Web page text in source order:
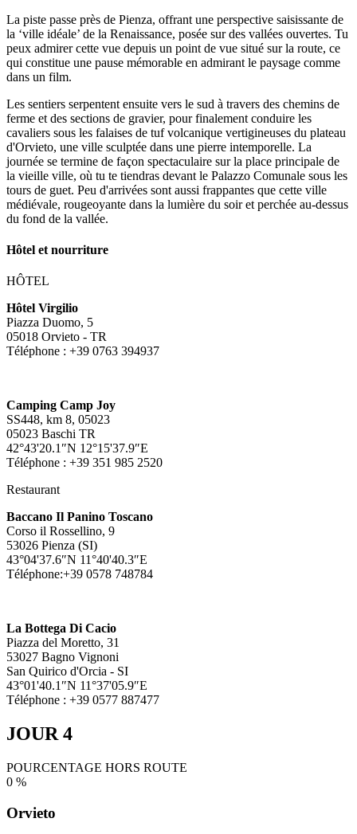
La piste passe près de Pienza, offrant une perspective saisissante de
la ‘ville idéale’ de la Renaissance, posée sur des vallées ouvertes. Tu
peux admirer cette vue depuis un point de vue situé sur la route, ce
qui constitue une pause mémorable en admirant le paysage comme
dans un film.
Les sentiers serpentent ensuite vers le sud à travers des chemins de
ferme et des sections de gravier, pour finalement conduire les
cavaliers sous les falaises de tuf volcanique vertigineuses du plateau
d'Orvieto, une ville sculptée dans une pierre intemporelle. La
journée se termine de façon spectaculaire sur la place principale de
la vieille ville, où tu te tiendras devant le Palazzo Comunale sous les
tours de guet. Peu d'arrivées sont aussi frappantes que cette ville
médiévale, rougeoyante dans la lumière du soir et perchée au-dessus
du fond de la vallée.
Hôtel et nourriture
HÔTEL
Hôtel Virgilio
Piazza Duomo, 5
05018 Orvieto - TR
Téléphone : +39 0763 394937
Camping Camp Joy
SS448, km 8, 05023
05023 Baschi TR
42°43'20.1″N 12°15'37.9″E
Téléphone : +39 351 985 2520
Restaurant
Baccano Il Panino Toscano
Corso il Rossellino, 9
53026 Pienza (SI)
43°04'37.6″N 11°40'40.3″E
Téléphone:+39 0578 748784
La Bottega Di Cacio
Piazza del Moretto, 31
53027 Bagno Vignoni
San Quirico d'Orcia - SI
43°01'40.1″N 11°37'05.9″E
Téléphone : +39 0577 887477
JOUR 4
POURCENTAGE HORS ROUTE
0 %
Orvieto